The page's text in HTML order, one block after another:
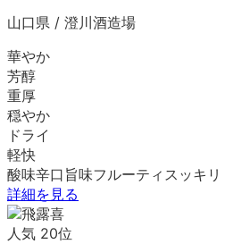
山口県 / 澄川酒造場
華やか
芳醇
重厚
穏やか
ドライ
軽快
酸味辛口 旨味フルーティ スッキリ
詳細を見る
人気 20位